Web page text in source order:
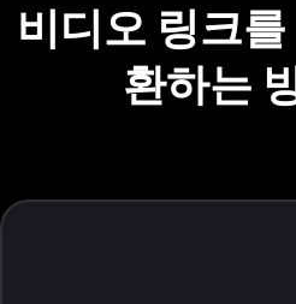
비디오 링크
환하는